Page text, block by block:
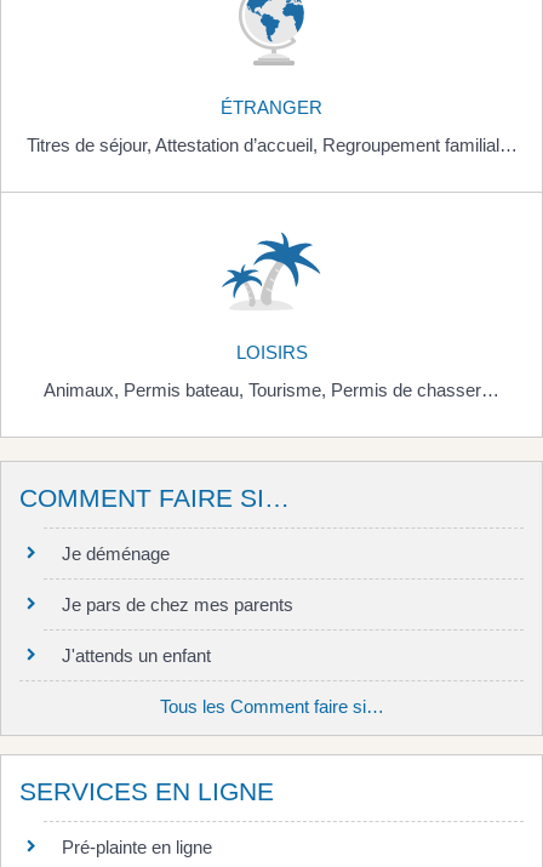
ÉTRANGER
Titres de séjour, Attestation d’accueil, Regroupement familial…
LOISIRS
Animaux, Permis bateau, Tourisme, Permis de chasser…
COMMENT FAIRE SI…
Je déménage
Je pars de chez mes parents
J'attends un enfant
Tous les Comment faire si…
SERVICES EN LIGNE
Pré-plainte en ligne